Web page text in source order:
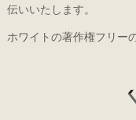
伝いいたします。
ホワイトの著作権フリー